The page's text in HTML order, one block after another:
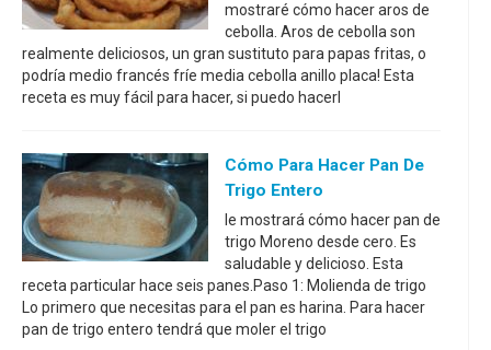
mostraré cómo hacer aros de
cebolla. Aros de cebolla son
realmente deliciosos, un gran sustituto para papas fritas, o
podría medio francés fríe media cebolla anillo placa! Esta
receta es muy fácil para hacer, si puedo hacerl
Cómo Para Hacer Pan De
Trigo Entero
le mostrará cómo hacer pan de
trigo Moreno desde cero. Es
saludable y delicioso. Esta
receta particular hace seis panes.Paso 1: Molienda de trigo
Lo primero que necesitas para el pan es harina. Para hacer
pan de trigo entero tendrá que moler el trigo